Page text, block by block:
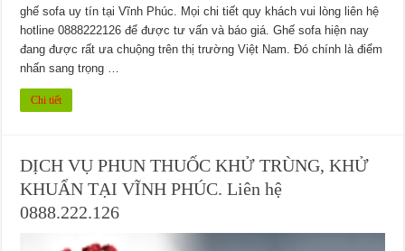
ghế sofa uy tín tại Vĩnh Phúc. Mọi chi tiết quy khách vui lòng liên hệ
hotline 0888222126 để được tư vấn và báo giá. Ghế sofa hiện nay
đang được rất ưa chuộng trên thị trường Việt Nam. Đó chính là điểm
nhấn sang trọng …
Chi tiết
DỊCH VỤ PHUN THUỐC KHỬ TRÙNG, KHỬ
KHUẨN TẠI VĨNH PHÚC. Liên hệ
0888.222.126